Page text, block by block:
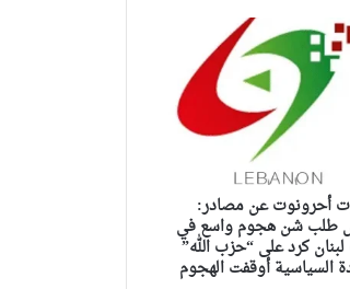
أحرونوت عن مصادر:
طلب شن هجوم واسع في
كرد على “حزب الله”
السياسية أوقفت الهجوم